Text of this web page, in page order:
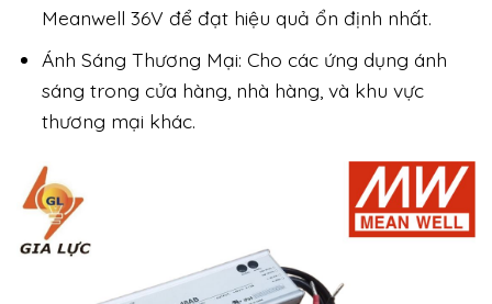
Meanwell 36V để đạt hiệu quả ổn định nhất.
Ánh Sáng Thương Mại: Cho các ứng dụng ánh
sáng trong cửa hàng, nhà hàng, và khu vực
thương mại khác.